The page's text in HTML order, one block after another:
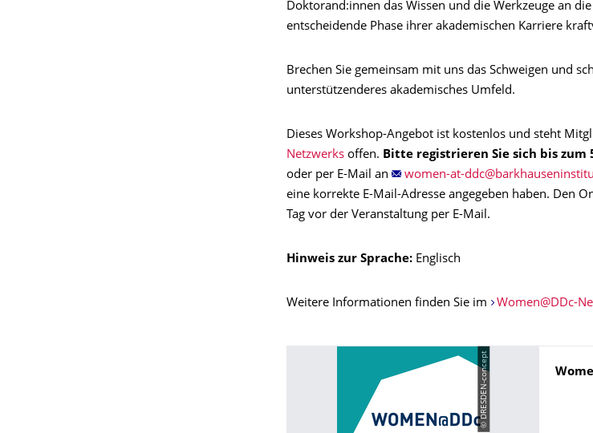
Doktorand:innen das Wissen und die Werkzeuge an
entscheidende Phase ihrer akademischen Karriere
Brechen Sie gemeinsam mit uns das Schweigen und
unterstützenderes akademisches Umfeld.
Dieses Workshop-Angebot ist kostenlos und steht
Netzwerks offen. Bitte registrieren Sie sich bis zum
oder per E-Mail an
eine korrekte E-Mail-Adresse angegeben haben. Den
Tag vor der Veranstaltung per E-Mail.
Hinweis zur Sprache: Englisch
Weitere Informationen finden Sie im Women@DDc-
© DRESDEN-concept Name